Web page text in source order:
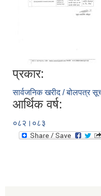
प्रकार:
सार्वजनिक खरीद / बोलपत्र
आर्थिक वर्ष:
०८२।०८३